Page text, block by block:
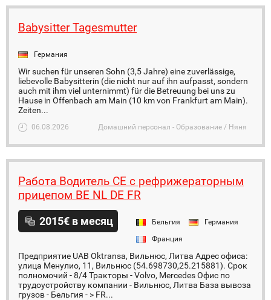
Babysitter Tagesmutter
Германия
Wir suchen für unseren Sohn (3,5 Jahre) eine zuverlässige,
liebevolle Babysitterin (die nicht nur auf ihn aufpasst, sondern
auch mit ihm viel unternimmt) für die Betreuung bei uns zu
Hause in Offenbach am Main (10 km von Frankfurt am Main).
Zeiten...
06.08.2026 Домашний персонал - Образование / Няня
Работа Водитель CE с рефрижераторным
прицепом BE NL DE FR
2015€ в месяц Бельгия
Германия
Франция
Предприятие UAB Oktransa, Вильнюс, Литва Адрес офиса:
улица Менулио, 11, Вильнюс (54.698730,25.215881). Срок
полномочий - 8/4 Тракторы - Volvo, Mercedes Офис по
трудоустройству компании - Вильнюс, Литва База вывоза
грузов - Бельгия - > FR...